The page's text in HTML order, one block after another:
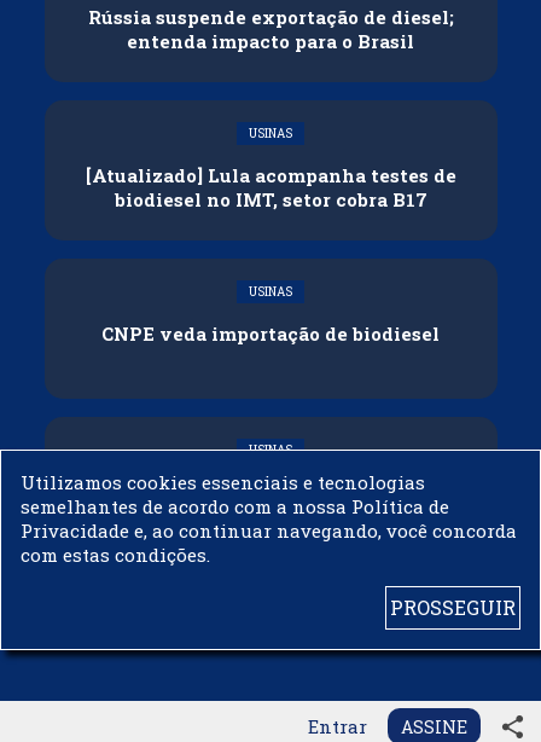
Entrar ASSINE share
Rússia suspende exportação de diesel;
entenda impacto para o Brasil
USINAS
[Atualizado] Lula acompanha testes de
biodiesel no IMT, setor cobra B17
USINAS
CNPE veda importação de biodiesel
USINAS
Acelen Renováveis assina acordo com
Bunge para óleo de soja em projeto na
Bahia
Utilizamos cookies essenciais e tecnologias
semelhantes de acordo com a nossa Política de
Privacidade e, ao continuar navegando, você concorda
com estas condições.
PROSSEGUIR